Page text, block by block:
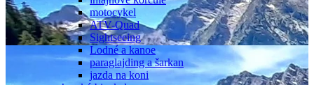
motocykel
ATV-Quad
Sightseeing
Lodné a kanoe
paraglajding a šarkan
jazda na koni